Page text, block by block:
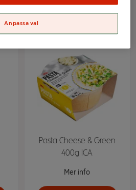
Välj butik
Pasta Cheese & Green
400g ICA
Mer info
Anpassa val